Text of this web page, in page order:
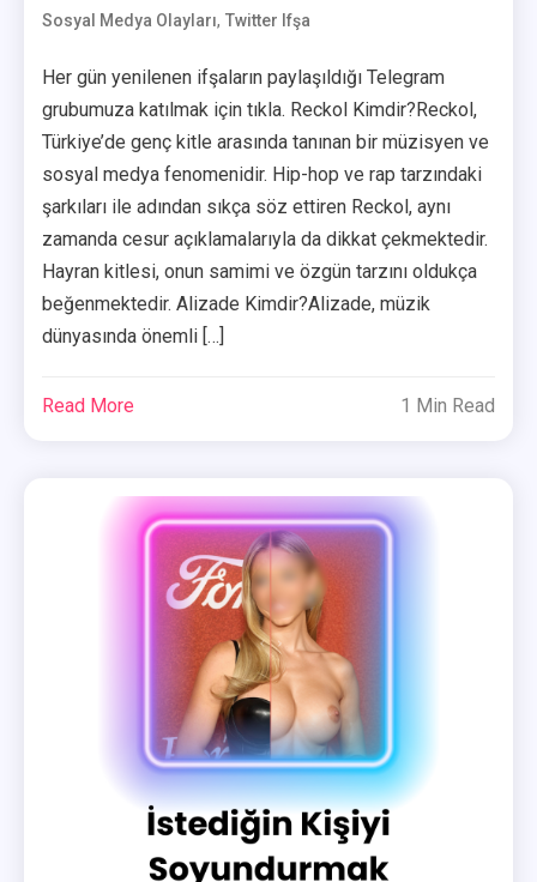
Sosyal Medya Olayları,Twitter Ifşa
Her gün yenilenen ifşaların paylaşıldığı Telegram
grubumuza katılmak için tıkla. Reckol Kimdir?Reckol,
Türkiye’de genç kitle arasında tanınan bir müzisyen ve
sosyal medya fenomenidir. Hip-hop ve rap tarzındaki
şarkıları ile adından sıkça söz ettiren Reckol, aynı
zamanda cesur açıklamalarıyla da dikkat çekmektedir.
Hayran kitlesi, onun samimi ve özgün tarzını oldukça
beğenmektedir. Alizade Kimdir?Alizade, müzik
dünyasında önemli […]
Read More 1 Min Read